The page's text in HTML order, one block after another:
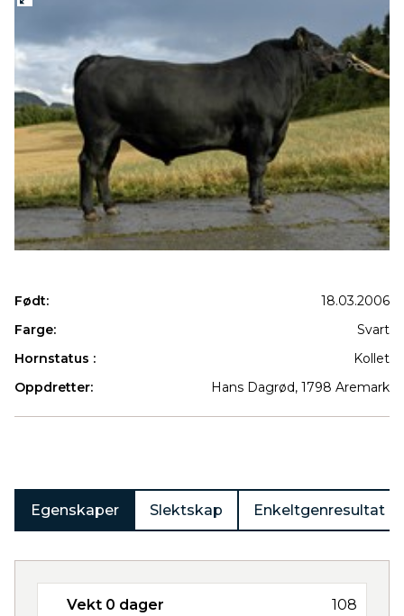
Født:
18.03.2006
Farge:
Svart
Hornstatus :
Kollet
Oppdretter:
Hans Dagrød, 1798 Aremark
Egenskaper Slektskap Enkeltgenresultat
Vekt 0 dager 108